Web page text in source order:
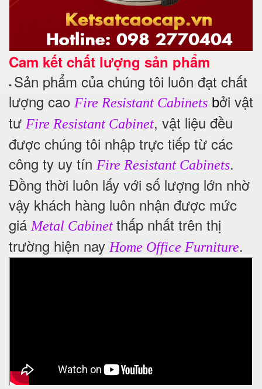
Cam kết chất lượng sản phẩm
- Sản phẩm của chúng tôi luôn đạt chất
lượng cao Fire Resistant Cabinets bởi vật
tư Fire Resistant Cabinet, vật liệu đều
được chúng tôi nhập trực tiếp từ các
công ty uy tín Fire Resistant Cabinets.
Đồng thời luôn lấy với số lượng lớn nhờ
vậy khách hàng luôn nhận được mức
giáMetal Cabinet thấp nhất trên thị
trường hiện nayHome Office Furniture.